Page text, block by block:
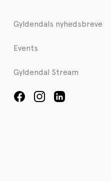
Gyldendals nyhedsbreve
Events
Gyldendal Stream